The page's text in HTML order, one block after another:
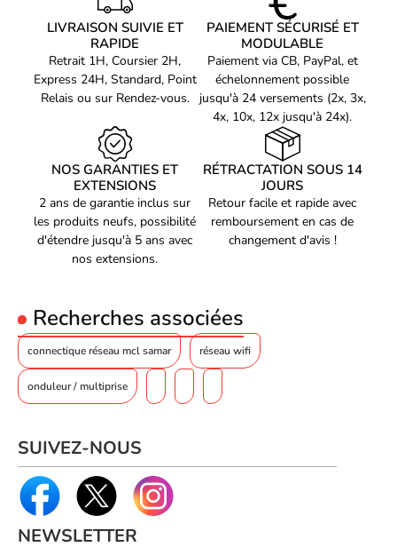
Longueur de câble
10 m
Câble standard
Blindage du câble
S/FTP (S-STP)
Connecteur 1
RJ-45
Genre de connecteur 1
Mâle
Genre de connecteur 2
Contacts du connecteur
de placage
Or
Blindage de connecteur
Forme du câble
Rond
Matériau conducteur
Cuivre
Type d'interface Ethernet
Taux de transfert de
données
Fréquence
Poids et dimensions
Diamètre extérieur
LIVRAISON SUIVIE ET
RAPIDE
Retrait 1H, Coursier 2H,
Express 24H, Standard, Point
Relais ou sur Rendez-vous.
PAIEMENT SÉCURISÉ ET
MODULABLE
Paiement via CB, PayPal, et
échelonnement possible
jusqu'à 24 versements (2x, 3x,
4x, 10x, 12x jusqu'à 24x).
NOS GARANTIES ET
EXTENSIONS
2 ans de garantie inclus sur
les produits neufs, possibilité
d'étendre jusqu'à 5 ans avec
nos extensions.
RÉTRACTATION SOUS 14
JOURS
Retour facile et rapide avec
remboursement en cas de
changement d'avis !
Recherches associées
connectique réseau mcl samar réseau wifi
onduleur / multiprise
SUIVEZ-NOUS
NEWSLETTER